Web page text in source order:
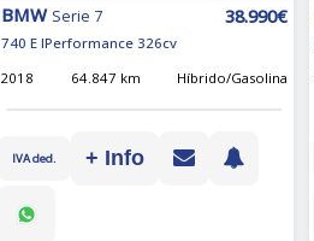
BMW Serie 7 38.990€
740 E IPerformance 326cv
2018
64.847 km Híbrido/Gasolina
IVA ded. + Info